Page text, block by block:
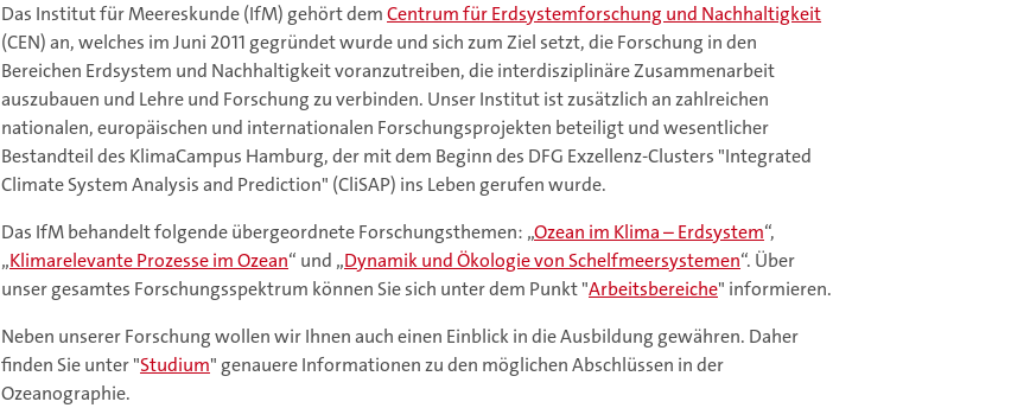
Das Institut für Meereskunde (IfM) gehört demCentrum für Erdsystemforschung und Nachhaltigkeit
(CEN) an, welches im Juni 2011 gegründet wurde und sich zum Ziel setzt, die Forschung in den
Bereichen Erdsystem und Nachhaltigkeit voranzutreiben, die interdisziplinäre Zusammenarbeit
auszubauen und Lehre und Forschung zu verbinden. Unser Institut ist zusätzlich an zahlreichen
nationalen, europäischen und internationalen Forschungsprojekten beteiligt und wesentlicher
Bestandteil des KlimaCampus Hamburg, der mit dem Beginn des DFG Exzellenz-Clusters "Integrated
Climate System Analysis and Prediction" (CliSAP) ins Leben gerufen wurde.
Das IfM behandelt folgende übergeordnete Forschungsthemen: „Ozean im Klima – Erdsystem“,
„Klimarelevante Prozesse im Ozean“ und „Dynamik und Ökologie von Schelfmeersystemen“. Über
unser gesamtes Forschungsspektrum können Sie sich unter dem Punkt "Arbeitsbereiche" informieren.
Neben unserer Forschung wollen wir Ihnen auch einen Einblick in die Ausbildung gewähren. Daher
finden Sie unter "Studium" genauere Informationen zu den möglichen Abschlüssen in der
Ozeanographie.